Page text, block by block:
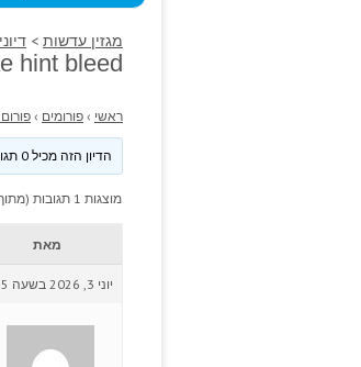
מגזין עדשות >
hint bleed.
ראשי › פורומים ›
הדיון הזה מכיל 0 תגובות, ויש לו משתתף 1, והוא עודכן לאחרונה ע״י
מוצגות 1 תגובות (מתוך 1 סה״כ)
מאת
יוני 3, 2026 בשעה 5:35 am